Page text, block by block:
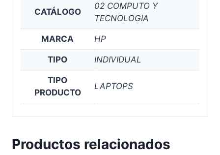
CATÁLOGO
02 COMPUTO Y
TECNOLOGIA
MARCA HP
TIPO INDIVIDUAL
TIPO
PRODUCTO
LAPTOPS
Productos relacionados